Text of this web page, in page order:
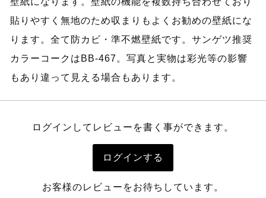
貼りやすく無地のため収まりもよくお勧めの壁紙にな
ります。全て防カビ・準不燃壁紙です。サンゲツ推奨
カラーコークはBB-467。写真と実物は彩光等の影響
もあり違って見える場合もあります。
ログインしてレビューを書く事ができます。
ログインする
お客様のレビューをお待ちしています。